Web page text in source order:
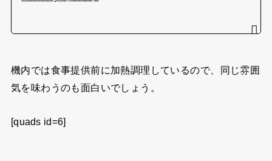
機内では食事提供前に加熱調理しているので、同じ雰囲
気を味わうのも面白いでしょう。
[quads id=6]